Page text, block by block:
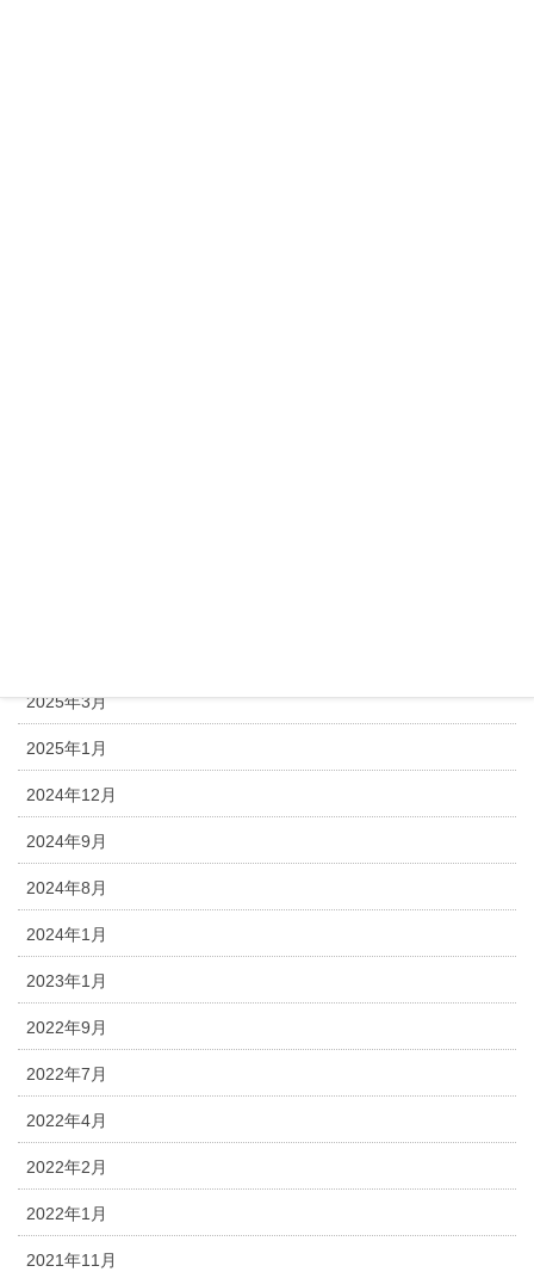
2025年3月
2025年1月
2024年12月
2024年9月
2024年8月
2024年1月
2023年1月
2022年9月
2022年7月
2022年4月
2022年2月
2022年1月
2021年11月